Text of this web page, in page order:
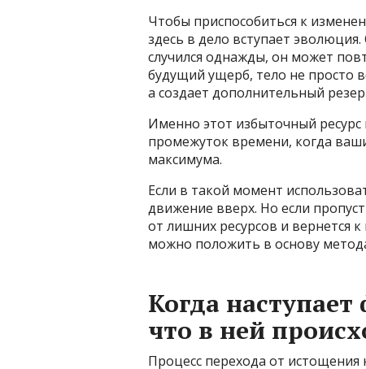
Чтобы приспособиться к
здесь в дело вступает
случился однажды, он может
будущий ущерб, тело не просто
а создает дополнительный
Именно этот избыточный
промежуток времени, когда
максимума.
Если в такой момент
движение вверх. Но если
от лишних ресурсов и вернется
можно положить в основу
Когда
что в ней
Процесс перехода от истощения